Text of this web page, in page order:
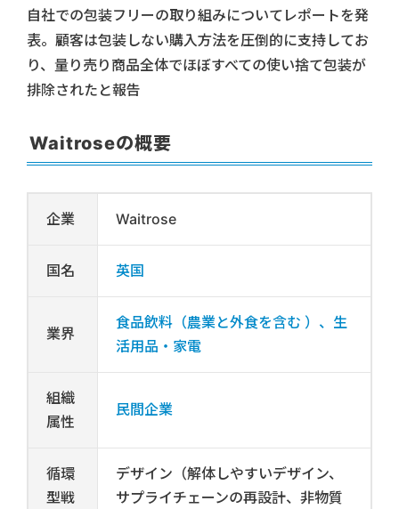
自社での包装フリーの取り組みについてレポートを発
表。顧客は包装しない購入方法を圧倒的に支持してお
り、量り売り商品全体でほぼすべての使い捨て包装が
排除されたと報告
Waitroseの概要
企業 Waitrose
国名 英国
業界
食品飲料（農業と外食を含む ）、生
活用品・家電
組織
属性
民間企業
循環
型戦
デザイン（解体しやすいデザイン、
サプライチェーンの再設計、非物質